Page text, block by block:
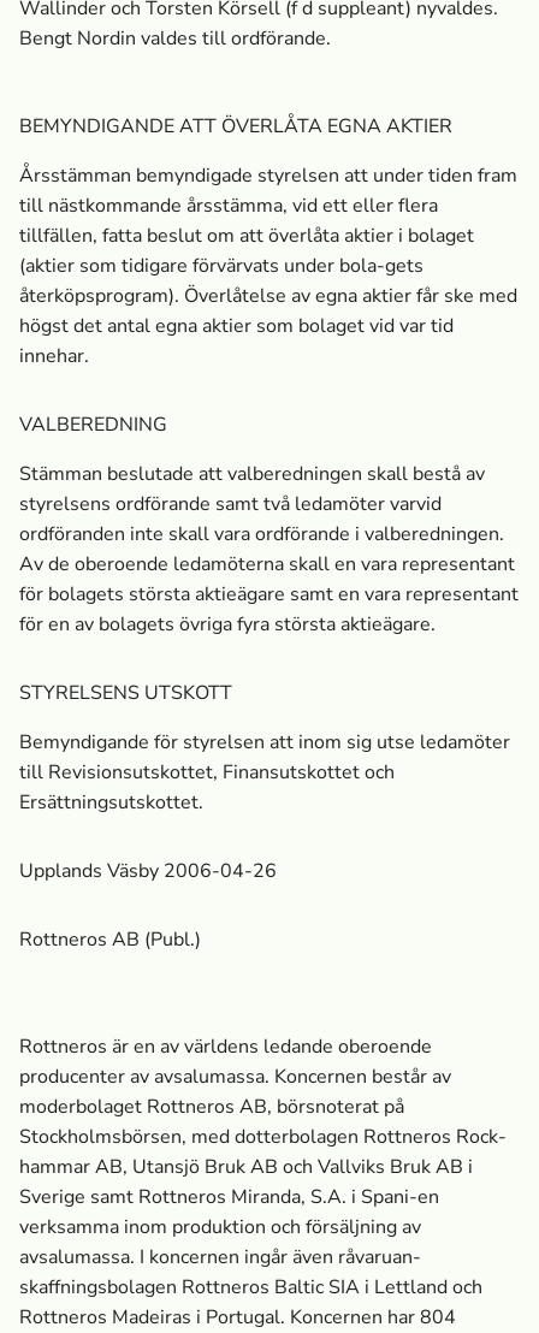
Wallinder och Torsten Körsell (f d suppleant) nyvaldes.
Bengt Nordin valdes till ordförande.
BEMYNDIGANDE ATT ÖVERLÅTA EGNA AKTIER
Årsstämman bemyndigade styrelsen att under tiden fram
till nästkommande årsstämma, vid ett eller flera
tillfällen, fatta beslut om att överlåta aktier i bolaget
(aktier som tidigare förvärvats under bola-gets
återköpsprogram). Överlåtelse av egna aktier får ske med
högst det antal egna aktier som bolaget vid var tid
innehar.
VALBEREDNING
Stämman beslutade att valberedningen skall bestå av
styrelsens ordförande samt två ledamöter varvid
ordföranden inte skall vara ordförande i valberedningen.
Av de oberoende ledamöterna skall en vara representant
för bolagets största aktieägare samt en vara representant
för en av bolagets övriga fyra största aktieägare.
STYRELSENS UTSKOTT
Bemyndigande för styrelsen att inom sig utse ledamöter
till Revisionsutskottet, Finansutskottet och
Ersättningsutskottet.
Upplands Väsby 2006-04-26
Rottneros AB (Publ.)
Rottneros är en av världens ledande oberoende
producenter av avsalumassa­. Koncernen består av
moderbolaget Rottneros AB, börsnoterat på
Stockholmsbörsen, med dotterbolagen Rottneros Rock-
hammar AB, Utansjö Bruk AB och Vallviks Bruk AB i
Sverige samt Rottneros Miranda, S.A. i Spani-en
verksamma inom produktion och försäljning av
avsalumassa­. I koncernen ingår även råvaruan-
skaffningsbolagen Rottneros Baltic SIA i Lettland och
Rottneros Madeiras i Portugal. Koncernen har 804